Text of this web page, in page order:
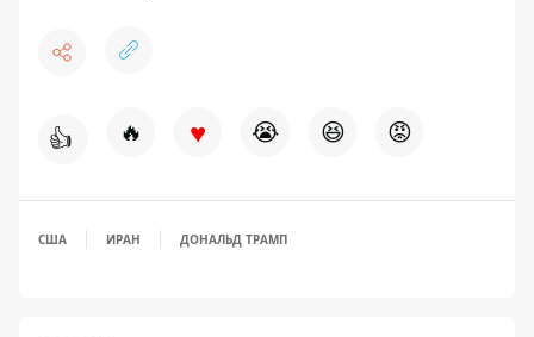
👍 🔥 ♥ 😭 😆 😡
США ИРАН ДОНАЛЬД ТРАМП